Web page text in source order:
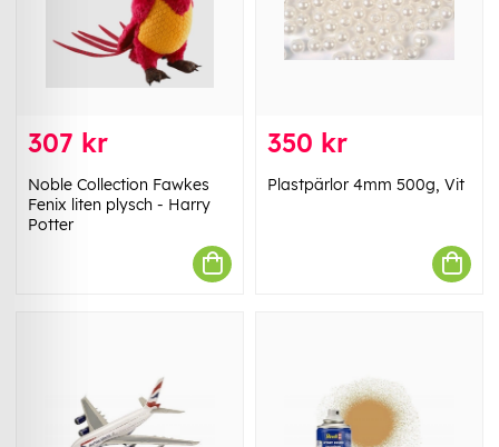
307 kr
Noble Collection Fawkes
Fenix liten plysch - Harry
Potter
350 kr
Plastpärlor 4mm 500g, Vit